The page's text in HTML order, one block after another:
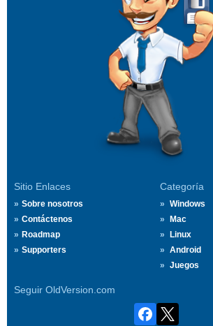
Sitio Enlaces
Sobre nosotros
Contáctenos
Roadmap
Supporters
Categoría
Windows
Mac
Linux
Android
Juegos
Seguir OldVersion.com